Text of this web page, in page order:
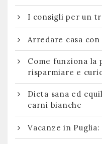
I consigli per un
Arredare casa
Come funziona la
risparmiare e
Dieta sana ed
carni bianche
Vacanze in